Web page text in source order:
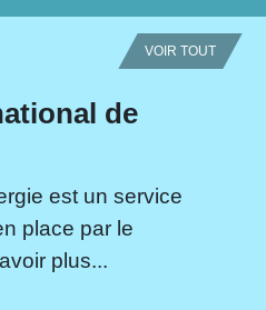
VOIR TOUT
de
est un service
place par le
plus...